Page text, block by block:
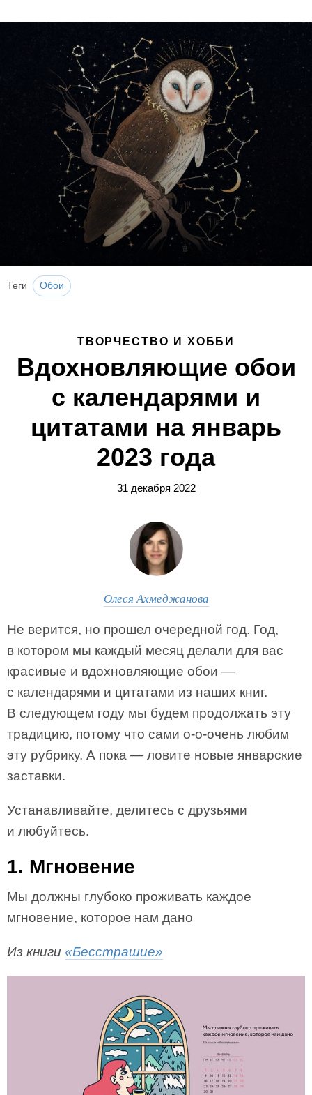
Теги Обои
ТВОРЧЕСТВО И ХОББИ
Вдохновляющие обои
с календарями и
цитатами на январь
2023 года
31 декабря 2022
Олеся Ахмеджанова
Не верится, но прошел очередной год. Год,
в котором мы каждый месяц делали для вас
красивые и вдохновляющие обои —
с календарями и цитатами из наших книг.
В следующем году мы будем продолжать эту
традицию, потому что сами о-о-очень любим
эту рубрику. А пока — ловите новые январские
заставки.
Устанавливайте, делитесь с друзьями
и любуйтесь.
1. Мгновение
Мы должны глубоко проживать каждое
мгновение, которое нам дано
Из книги «Бесстрашие»